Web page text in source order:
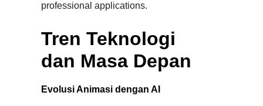
professional applications.
Tren Teknologi
dan Masa Depan
Evolusi Animasi dengan AI